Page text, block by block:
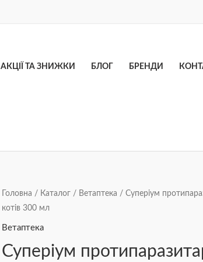
АКЦІЇ ТА ЗНИЖКИ БЛОГ БРЕНДИ
Головна / Каталог / Ветаптека / Суперіум
котів 300 мл
Ветаптека
Суперіум
Суперіум
протипаразитарний
спрей
собак